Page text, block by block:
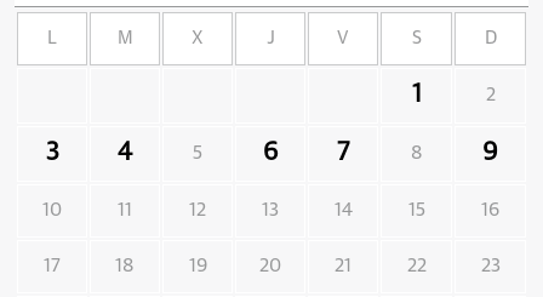
L M X J V S D
1 2
3 4 5 6 7 8 9
10 11 12 13 14 15 16
17 18 19 20 21 22 23